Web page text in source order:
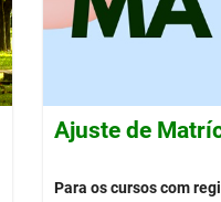
Ajuste de
Para os cursos com